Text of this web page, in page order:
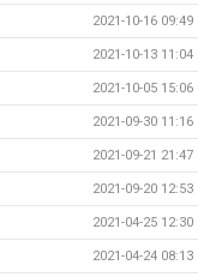
2021-10-16 09:49
2021-10-13 11:04
2021-10-05 15:06
2021-09-30 11:16
2021-09-21 21:47
2021-09-20 12:53
2021-04-25 12:30
2021-04-24 08:13